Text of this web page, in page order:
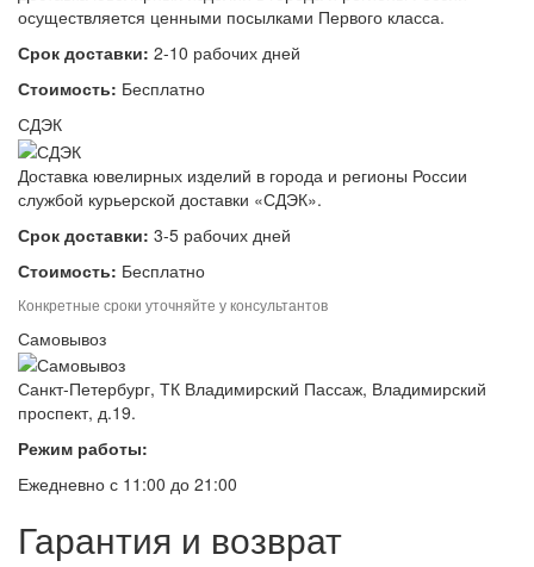
осуществляется ценными посылками Первого класса.
Срок доставки: 2-10 рабочих дней
Стоимость: Бесплатно
СДЭК
Доставка ювелирных изделий в города и регионы России
службой курьерской доставки «СДЭК».
Срок доставки: 3-5 рабочих дней
Стоимость: Бесплатно
Конкретные сроки уточняйте у консультантов
Самовывоз
Санкт-Петербург, ТК Владимирский Пассаж, Владимирский
проспект, д.19.
Режим работы:
Ежедневно с 11:00 до 21:00
Гарантия и возврат